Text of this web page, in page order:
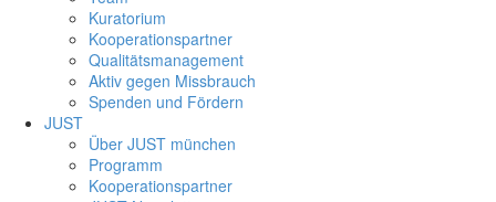
Kuratorium
Kooperationspartner
Qualitätsmanagement
Aktiv gegen Missbrauch
Spenden und Fördern
JUST
Über JUST münchen
Programm
Kooperationspartner